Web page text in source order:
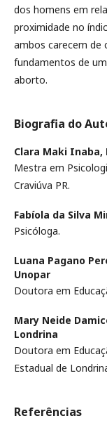
dos homens em
proximidade no
ambos carecem de
fundamentos de
aborto.
Biografia do
Clara Maki Inaba,
Mestra em
Craviúva PR.
Fabíola da Silva
Psicóloga.
Luana Pagano
Unopar
Doutora em
Mary Neide
Londrina
Doutora em
Estadual de
Referências